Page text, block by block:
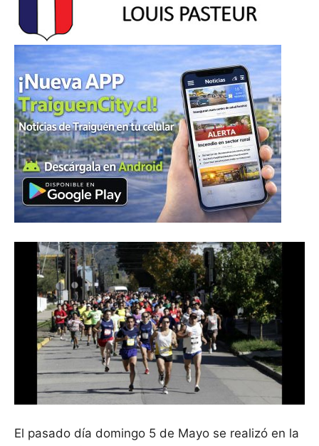
El pasado día domingo 5 de Mayo se realizó en la